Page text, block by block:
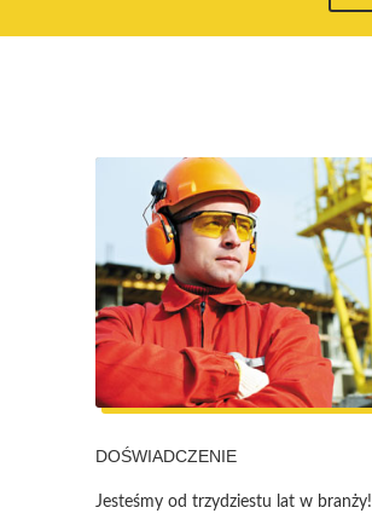
DOŚWIADCZENIE
Jesteśmy od trzydziestu lat w branży!